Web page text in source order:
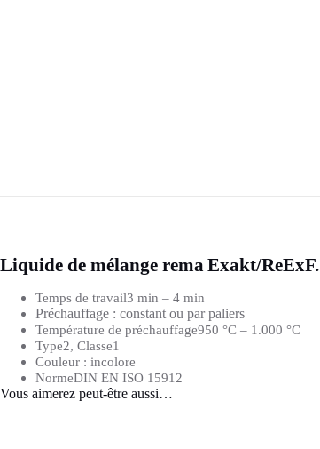
Liquide de mélange rema Exakt/Re­Ex­­F.
Temps de travail3 min – 4 min
Préchauffage : constant ou par paliers
Température de préchauffage950 °C – 1.000 °C
Type2, Classe1
Couleur : incolore
NormeDIN EN ISO 15912
Vous aimerez peut-être aussi…